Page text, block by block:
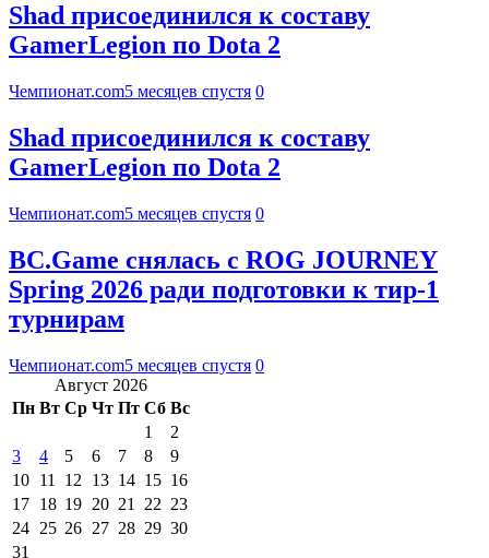
Shad присоединился к составу
GamerLegion по Dota 2
Чемпионат.com5 месяцев спустя 0
Shad присоединился к составу
GamerLegion по Dota 2
Чемпионат.com5 месяцев спустя 0
BC.Game снялась с ROG JOURNEY
Spring 2026 ради подготовки к тир-1
турнирам
Чемпионат.com5 месяцев спустя 0
Август 2026
Пн Вт Ср Чт Пт Сб Вс
1
2
3
4 5 6 7 8
9
10 11 12 13 14 15 16
17 18 19 20 21 22 23
24 25 26 27 28 29 30
31